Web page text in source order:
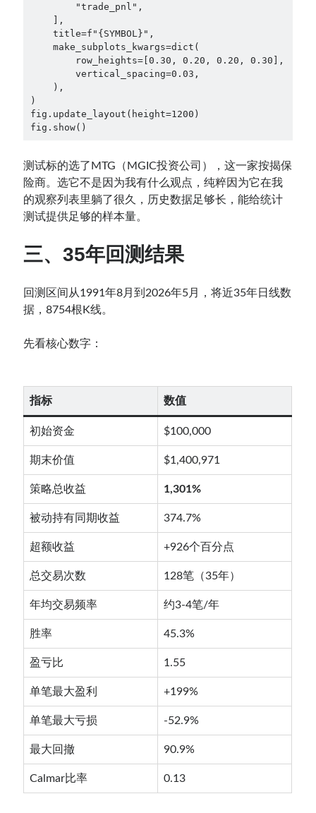
"trade_pnl",
],
title=f"{SYMBOL}",
make_subplots_kwargs=dict(
row_heights=[0.30, 0.20, 0.20, 0.30],
vertical_spacing=0.03,
),
)
fig.update_layout(height=1200)
fig.show()
测试标的选了MTG（MGIC投资公司），这一家按揭保
险商。选它不是因为我有什么观点，纯粹因为它在我
的观察列表里躺了很久，历史数据足够长，能给统计
测试提供足够的样本量。
三、35年回测结果
回测区间从1991年8月到2026年5月，将近35年日线数
据，8754根K线。
先看核心数字：
指标 数值
初始资金 $100,000
期末价值 $1,400,971
策略总收益 1,301%
被动持有同期收益 374.7%
超额收益 +926个百分点
总交易次数 128笔（35年）
年均交易频率 约3-4笔/年
胜率 45.3%
盈亏比 1.55
单笔最大盈利 +199%
单笔最大亏损 -52.9%
最大回撤 90.9%
Calmar比率 0.13